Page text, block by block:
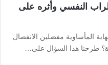
النفسي وأثره على
المأساوية مفضلين الانفصال
طرحنا هذا السؤال على…